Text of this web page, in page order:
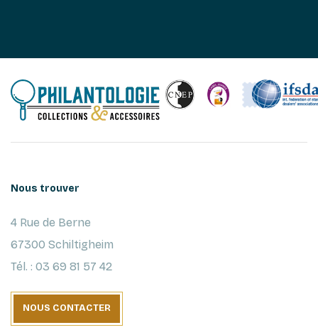
Nous trouver
4 Rue de Berne
67300 Schiltigheim
Tél. : 03 69 81 57 42
NOUS CONTACTER